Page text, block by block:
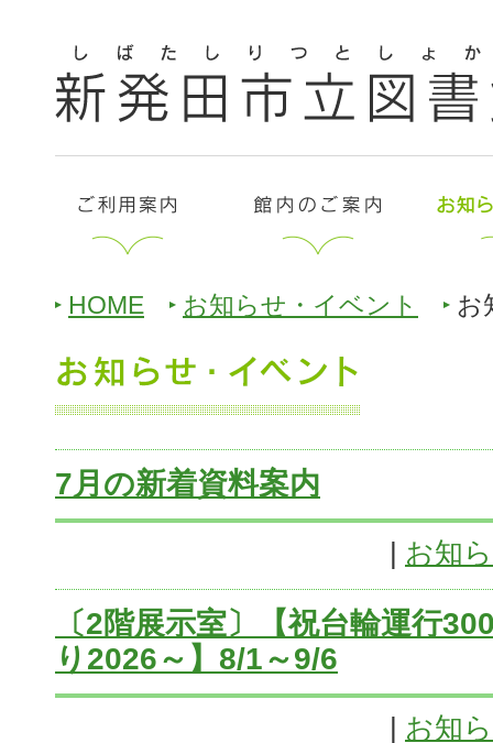
HOME お知らせ・イベント お
7月の新着資料案内
お知
〔2階展示室〕【祝台輪運行
り2026～】8/1～9/6
お知